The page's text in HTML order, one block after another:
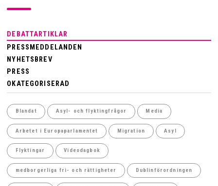
DEBATTARTIKLAR
PRESSMEDDELANDEN
NYHETSBREV
PRESS
OKATEGORISERAD
Blandat Asyl- och flyktingfrågor Media
Arbetet i Europaparlamentet Migration Asyl
Flyktingar Videodagbok
medborgerliga fri- och rättigheter Dublinförordningen